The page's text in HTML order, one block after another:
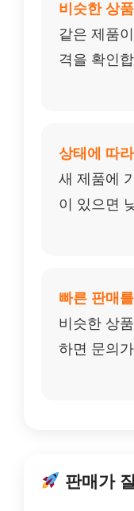
비슷한 상
같은 제품
격을 확인
상태에 따
새 제품에
이 있으면
빠른 판매
비슷한 상
하면 문의
판매가